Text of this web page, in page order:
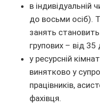
в індивідуальній
до восьми осіб).
занять
групових – від
у ресурсній
винятково у
працівників,
фахівця.